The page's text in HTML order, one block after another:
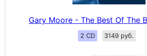
Gary Moore - The Best Of The
2 CD 3149 руб.